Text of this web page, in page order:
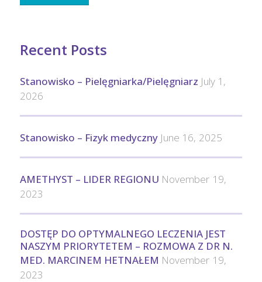
Recent Posts
Stanowisko – Pielęgniarka/Pielęgniarz July 1,
2026
Stanowisko – Fizyk medyczny June 16, 2025
AMETHYST – LIDER REGIONU November 19,
2023
DOSTĘP DO OPTYMALNEGO LECZENIA JEST
NASZYM PRIORYTETEM – ROZMOWA Z DR N.
MED. MARCINEM HETNAŁEM November 19,
2023